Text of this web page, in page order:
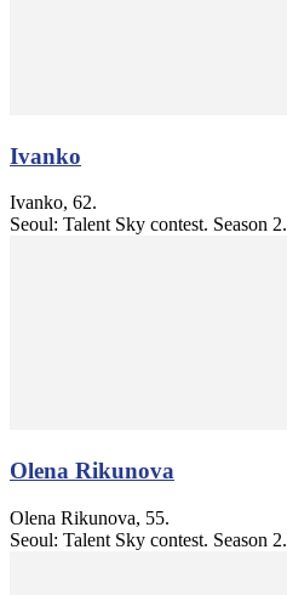
Ivanko
Ivanko, 62.
Seoul: Talent Sky contest. Season 2.
Olena Rikunova
Olena Rikunova, 55.
Seoul: Talent Sky contest. Season 2.